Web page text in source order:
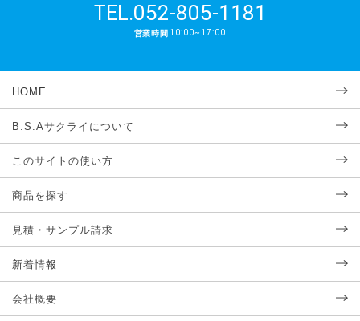
TEL.052-805-1181
営業時間 10:00~17:00
HOME
B.S.Aサクライについて
このサイトの使い方
商品を探す
見積・サンプル請求
新着情報
会社概要